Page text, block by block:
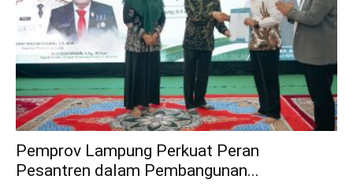
Pemprov Lampung Perkuat Peran
Pesantren dalam Pembangunan...